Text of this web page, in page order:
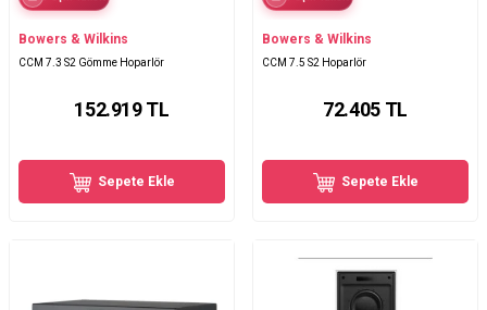
Bowers & Wilkins
CCM 7.3 S2 Gömme Hoparlör
152.919TL
Sepete Ekle
Bowers & Wilkins
CCM 7.5 S2 Hoparlör
72.405TL
Sepete Ekle